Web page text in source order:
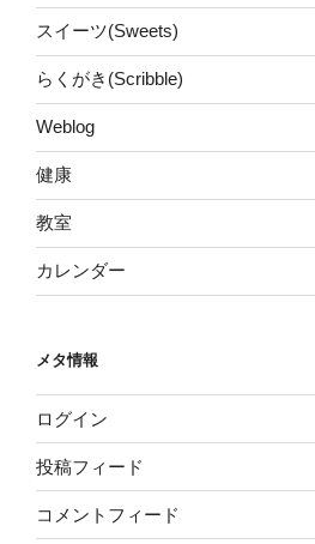
スイーツ(Sweets)
らくがき(Scribble)
Weblog
健康
教室
カレンダー
メタ情報
ログイン
投稿フィード
コメントフィード